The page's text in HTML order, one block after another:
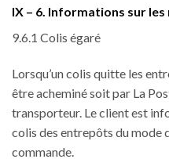
IX – 6. Informations sur
9.6.1 Colis égaré
Lorsqu’un colis quitte les
être acheminé soit par La
transporteur. Le client est
colis des entrepôts du mode
commande.